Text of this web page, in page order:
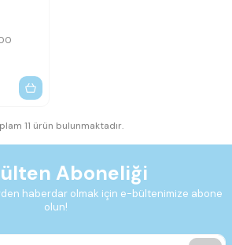
11 ürün bulunmaktadır.
Aboneliği
haberdar olmak için e-bültenimize abone
olun!